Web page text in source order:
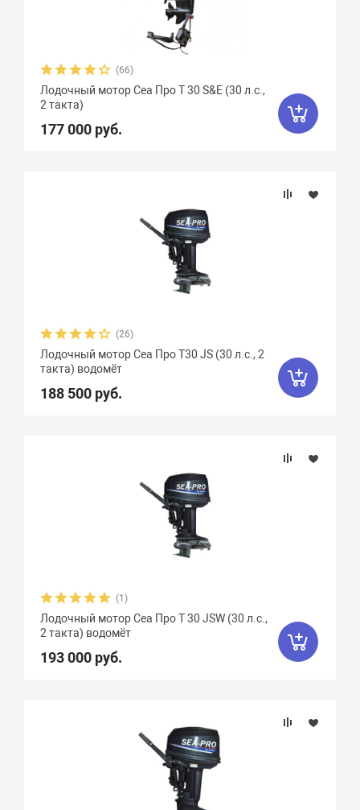
(66)
Лодочный мотор Сеа Про T 30 S&E (30 л.с.,
2 такта)
177 000 руб.
(26)
Лодочный мотор Сеа Про T30 JS (30 л.с., 2
такта) водомёт
188 500 руб.
(1)
Лодочный мотор Сеа Про T 30 JSW (30 л.с.,
2 такта) водомёт
193 000 руб.